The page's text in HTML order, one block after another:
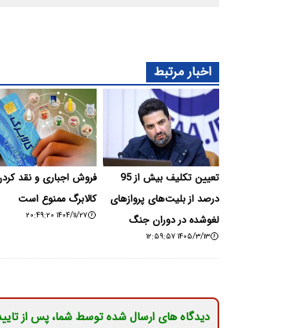
اخبار مرتبط
تعیین تکلیف بیش از 95
درصد از بلیت‌های پروازهای
لغو‌شده در دوران جنگ
۱۴۰۵/۳/۱۳ ۱۲:۵۹:۵۷
فروش اجباری و نقد
کالابرگ ممنوع است
۱۴۰۴/۱۱/۲۷ ۲۰:۴۹:۲۰
دیدگاه های ارسال شده توسط شما، پس از